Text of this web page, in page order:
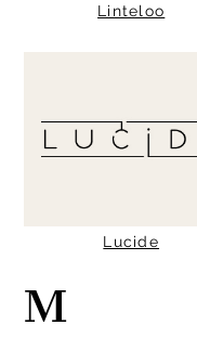
Linteloo
Lucide
M